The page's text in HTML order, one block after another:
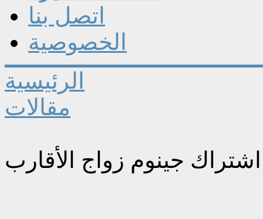
اتصل بنا
الخصوصية
الرئيسية
مقالات
جينوم زواج الأقارب